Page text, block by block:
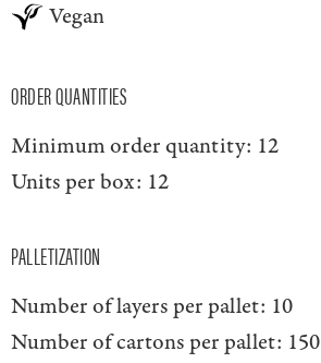
Vegan
ORDER QUANTITIES
Minimum order quantity: 12
Units per box: 12
PALLETIZATION
Number of layers per pallet: 10
Number of cartons per pallet: 150